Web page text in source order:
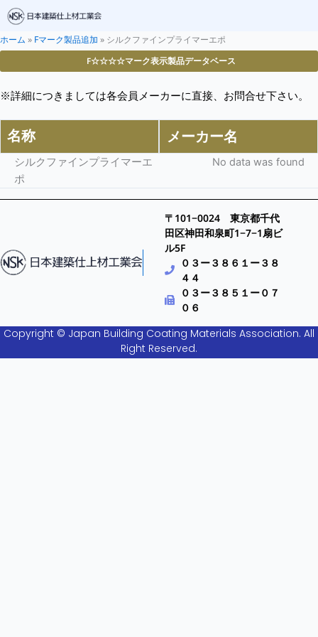
ホーム » Fマーク製品追加 » シルクファインプライマーエポ
F☆☆☆☆マーク表示製品データベース
※詳細につきましては各会員メーカーに直接、お問合せ下さい。
名称 メーカー名
シルクファインプライマーエ
ポ
No data was found
〒101−0024 東京都千代
田区神田和泉町1−7−1扇ビ
ル5F
０３ー３８６１ー３８
４４
０３ー３８５１ー０７
０６
Copyright © Japan Building Coating Materials Association. All
Right Reserved.